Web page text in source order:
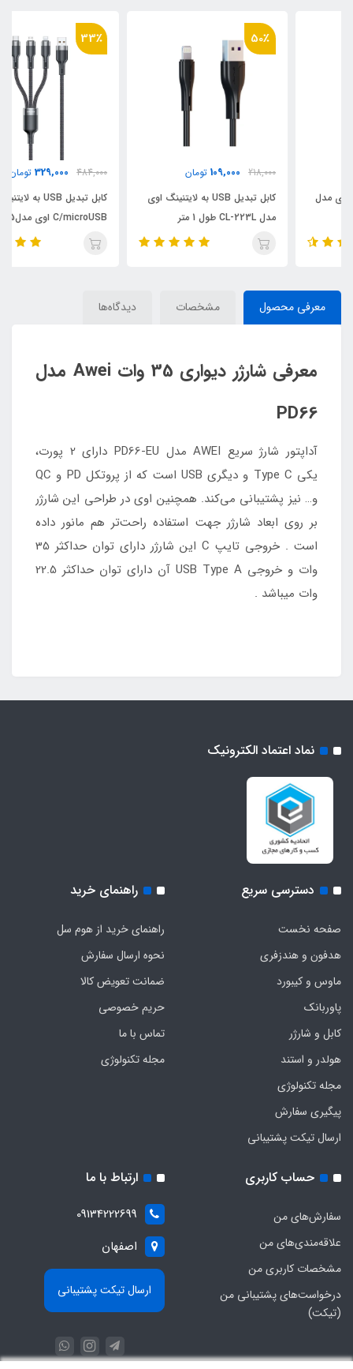
109,000 تومان
کابل تبدیل USB به لایتنینگ اوی
329,000 تومان
کابل تبدیل USB به لایتنینگ/USB-
C/microUSB اوی مدلCL-975
طول 1.2 متر
معرفی محصول مشخصات دیدگاه‌ها
معرفی شارژر دیواری 35 وات Awei مدل
PD66
آداپتور شارژ سریع AWEI مدل PD66-EU دارای 2 پورت،
یکی Type C و دیگری USB است که از پروتکل PD و QC
و… نیز پشتیبانی می‌کند. همچنین اوی در طراحی این شارژر
بر روی ابعاد شارژر جهت استفاده راحت‌تر هم مانور داده
است . خروجی تایپ C این شارژر دارای توان حداکثر 35
وات و خروجی USB Type A آن دارای توان حداکثر 22.5
وات میباشد .
نماد اعتماد الکترونیک
دسترسی سریع
صفحه نخست
هدفون‌ و‌ هندزفری
ماوس و کیبورد
پاوربانک
کابل و شارژر
هولدر و استند
مجله تکنولوژی
پیگیری سفارش
ارسال تیکت پشتیبانی
راهنمای خرید
راهنمای خرید از هوم سل
نحوه ارسال سفارش
ضمانت تعویض کالا
حریم خصوصی
تماس با ما
مجله تکنولوژی
حساب کاربری
سفارش‌های من
علاقه‌مندی‌های من
مشخصات کاربری من
درخواست‌های پشتیبانی من
(تیکت)
ارتباط با ما
09134222699
اصفهان
ارسال تیکت پشتیبانی